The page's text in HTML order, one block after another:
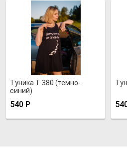
Туника Т 380 (темно-
синий)
540 Р